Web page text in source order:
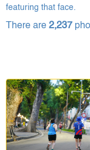
featuring that face.
There are 2,237